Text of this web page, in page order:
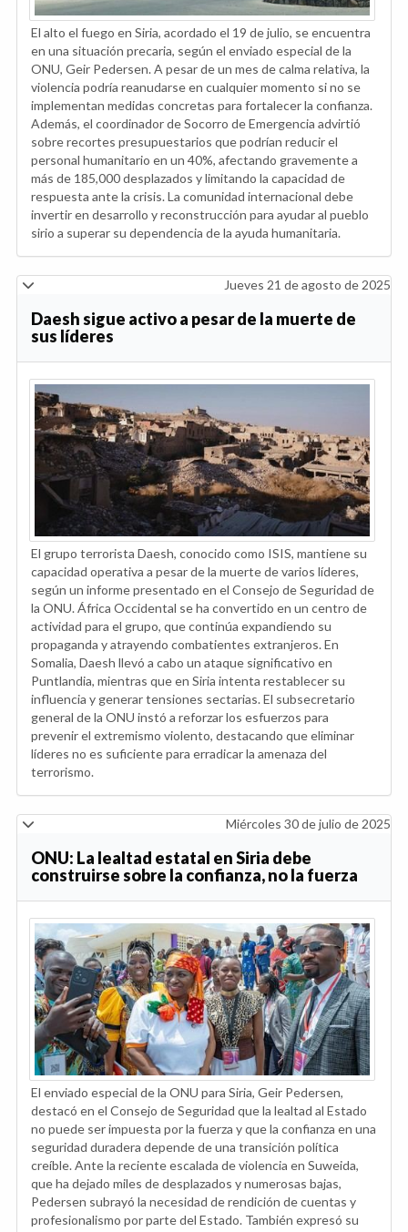
El alto el fuego en Siria, acordado el 19 de julio, se encuentra
en una situación precaria, según el enviado especial de la
ONU, Geir Pedersen. A pesar de un mes de calma relativa, la
violencia podría reanudarse en cualquier momento si no se
implementan medidas concretas para fortalecer la confianza.
Además, el coordinador de Socorro de Emergencia advirtió
sobre recortes presupuestarios que podrían reducir el
personal humanitario en un 40%, afectando gravemente a
más de 185,000 desplazados y limitando la capacidad de
respuesta ante la crisis. La comunidad internacional debe
invertir en desarrollo y reconstrucción para ayudar al pueblo
sirio a superar su dependencia de la ayuda humanitaria.
Jueves 21 de agosto de 2025
Daesh sigue activo a pesar de la muerte de
sus líderes
El grupo terrorista Daesh, conocido como ISIS, mantiene su
capacidad operativa a pesar de la muerte de varios líderes,
según un informe presentado en el Consejo de Seguridad de
la ONU. África Occidental se ha convertido en un centro de
actividad para el grupo, que continúa expandiendo su
propaganda y atrayendo combatientes extranjeros. En
Somalia, Daesh llevó a cabo un ataque significativo en
Puntlandia, mientras que en Siria intenta restablecer su
influencia y generar tensiones sectarias. El subsecretario
general de la ONU instó a reforzar los esfuerzos para
prevenir el extremismo violento, destacando que eliminar
líderes no es suficiente para erradicar la amenaza del
terrorismo.
Miércoles 30 de julio de 2025
ONU: La lealtad estatal en Siria debe
construirse sobre la confianza, no la fuerza
El enviado especial de la ONU para Siria, Geir Pedersen,
destacó en el Consejo de Seguridad que la lealtad al Estado
no puede ser impuesta por la fuerza y que la confianza en una
seguridad duradera depende de una transición política
creíble. Ante la reciente escalada de violencia en Suweida,
que ha dejado miles de desplazados y numerosas bajas,
Pedersen subrayó la necesidad de rendición de cuentas y
profesionalismo por parte del Estado. También expresó su